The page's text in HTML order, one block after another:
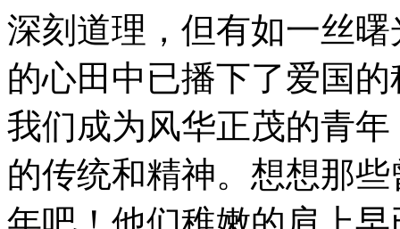
深刻道理，但有如一丝
的心田中已播下了爱国
我们成为风华正茂的青
的传统和精神。想想那